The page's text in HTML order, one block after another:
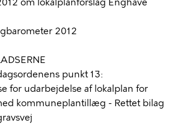
om lokalplanforslag Enghave
2012
punkt 13:
for udarbejdelse af lokalplan for
kommuneplantillæg - Rettet bilag